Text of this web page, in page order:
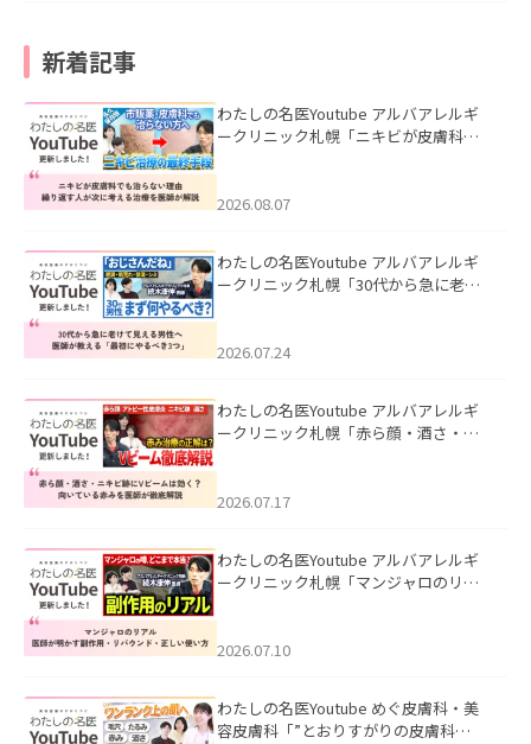
新着記事
わたしの名医Youtube アルバアレルギ
ークリニック札幌「ニキビが皮膚科で
ました。
2026.08.07
わたしの名医Youtube アルバアレルギ
ークリニック札幌「30代から急に老け
た。
2026.07.24
わたしの名医Youtube アルバアレルギ
ークリニック札幌「赤ら顔・酒さ・ニ
した。
2026.07.17
わたしの名医Youtube アルバアレルギ
ークリニック札幌「マンジャロのリア
た。
2026.07.10
わたしの名医Youtube めぐ皮膚科・美
容皮膚科「”とおりすがりの皮膚科